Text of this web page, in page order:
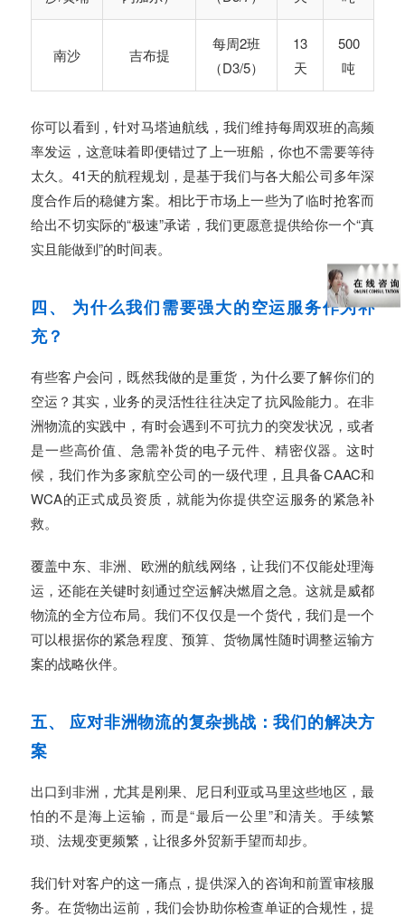
南沙 吉布提
每周2班
（D3/5）
13
天
500
吨
你可以看到，针对马塔迪航线，我们维持每周双班的高频
率发运，这意味着即便错过了上一班船，你也不需要等待
太久。41天的航程规划，是基于我们与各大船公司多年深
度合作后的稳健方案。相比于市场上一些为了临时抢客而
给出不切实际的“极速”承诺，我们更愿意提供给你一个“真
实且能做到”的时间表。
四、 为什么我们需要强大的空运服务作为补
充？
有些客户会问，既然我做的是重货，为什么要了解你们的
空运？其实，业务的灵活性往往决定了抗风险能力。在非
洲物流的实践中，有时会遇到不可抗力的突发状况，或者
是一些高价值、急需补货的电子元件、精密仪器。这时
候，我们作为多家航空公司的一级代理，且具备CAAC和
WCA的正式成员资质，就能为你提供空运服务的紧急补
救。
覆盖中东、非洲、欧洲的航线网络，让我们不仅能处理海
运，还能在关键时刻通过空运解决燃眉之急。这就是威都
物流的全方位布局。我们不仅仅是一个货代，我们是一个
可以根据你的紧急程度、预算、货物属性随时调整运输方
案的战略伙伴。
五、 应对非洲物流的复杂挑战：我们的解决方
案
出口到非洲，尤其是刚果、尼日利亚或马里这些地区，最
怕的不是海上运输，而是“最后一公里”和清关。手续繁
琐、法规变更频繁，让很多外贸新手望而却步。
我们针对客户的这一痛点，提供深入的咨询和前置审核服
务。在货物出运前，我们会协助你检查单证的合规性，提